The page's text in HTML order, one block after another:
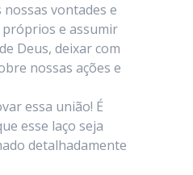
nossas vontades e
e assumir
Deus, deixar com
nossas ações e
essa união! É
esse laço seja
detalhadamente